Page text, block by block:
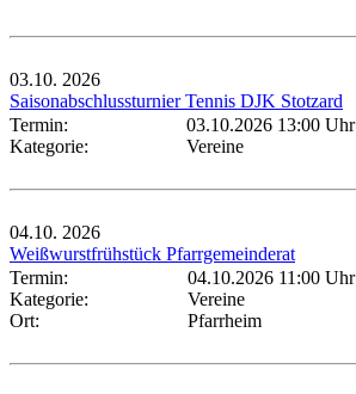
03.10. 2026
Saisonabschlussturnier Tennis DJK Stotzard
Termin:
03.10.2026 13:00 Uhr
Kategorie:
Vereine
04.10. 2026
Weißwurstfrühstück Pfarrgemeinderat
Termin:
04.10.2026 11:00 Uhr
Kategorie:
Vereine
Ort:
Pfarrheim